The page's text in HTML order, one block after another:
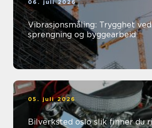
06. juli 2026
Vibrasjonsmåling: Trygghet ved
sprengning og byggearbeid
05. juli 2026
Bilverksted oslo slik finner du riktig